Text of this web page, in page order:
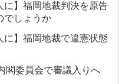
に】福岡地裁判決を原告
でしょうか
に】福岡地裁で違憲状態
閣委員会で審議入りへ